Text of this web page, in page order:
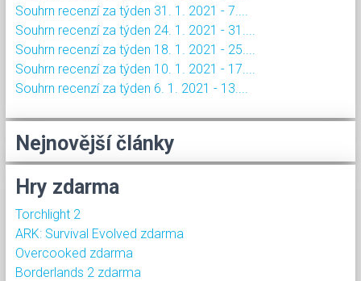
Souhrn recenzí za týden 31. 1. 2021 - 7....
Souhrn recenzí za týden 24. 1. 2021 - 31....
Souhrn recenzí za týden 18. 1. 2021 - 25....
Souhrn recenzí za týden 10. 1. 2021 - 17....
Souhrn recenzí za týden 6. 1. 2021 - 13....
Nejnovější články
Hry zdarma
Torchlight 2
ARK: Survival Evolved zdarma
Overcooked zdarma
Borderlands 2 zdarma